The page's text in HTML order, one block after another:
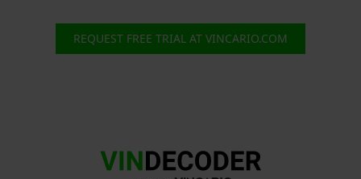
REQUEST FREE TRIAL AT VINCARIO.COM